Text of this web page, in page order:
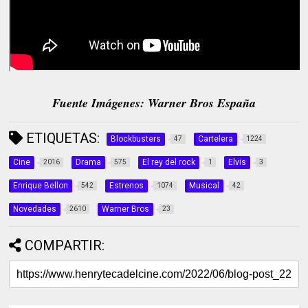
Fuente Imágenes: Warner Bros España
ETIQUETAS: Blockbusters 47 Cartelera 1224
Cine 2016 Drama 575 El rey del rock 1 Elvis 3
Enrique Bellon 542 Estrenos 1074 Musical 42
Novedades 2610 Warner Bros 23
COMPARTIR: